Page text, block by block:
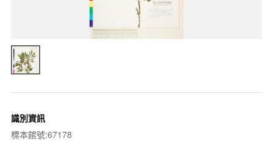
識別資訊
標本館號:67178